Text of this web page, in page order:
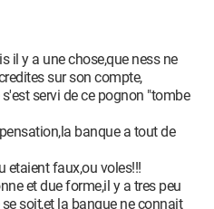
il y a une chose,que ness ne
sur son compte,
servi de ce pognon "tombe
banque a tout de
etaient faux,ou voles!!!
et due forme,il y a tres peu
soit,et la banque ne connait